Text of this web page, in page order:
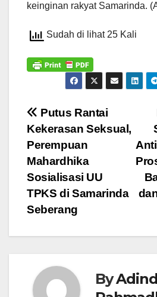
keinginan rakyat Samarinda.
Sudah di lihat 25 Kali
Navigasi
pos
Putus Rantai
Kekerasan Seksual,
Perempuan
Mahardhika
Sosialisasi UU
TPKS di Samarinda
Seberang
By